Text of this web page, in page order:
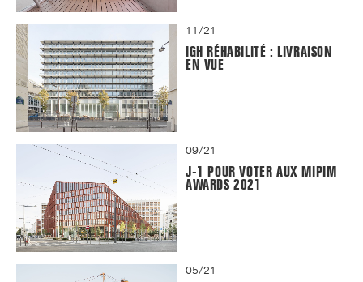
11/21
IGH RÉHABILITÉ : LIVRAISON
EN VUE
09/21
J-1 POUR VOTER AUX MIPIM
AWARDS 2021
05/21